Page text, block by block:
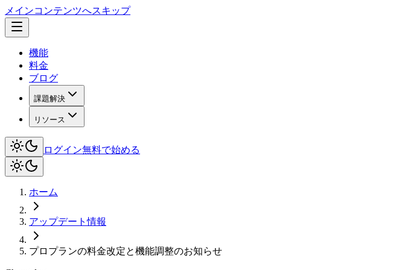
メインコンテンツへスキップ
機能
料金
ブログ
課題解決
リソース
ログイン無料で始める
ホーム
アップデート情報
プロプランの料金改定と機能調整のお知らせ